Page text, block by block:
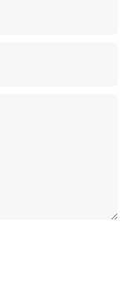
и
бордо, бирюза
обрезной доски
для труб.